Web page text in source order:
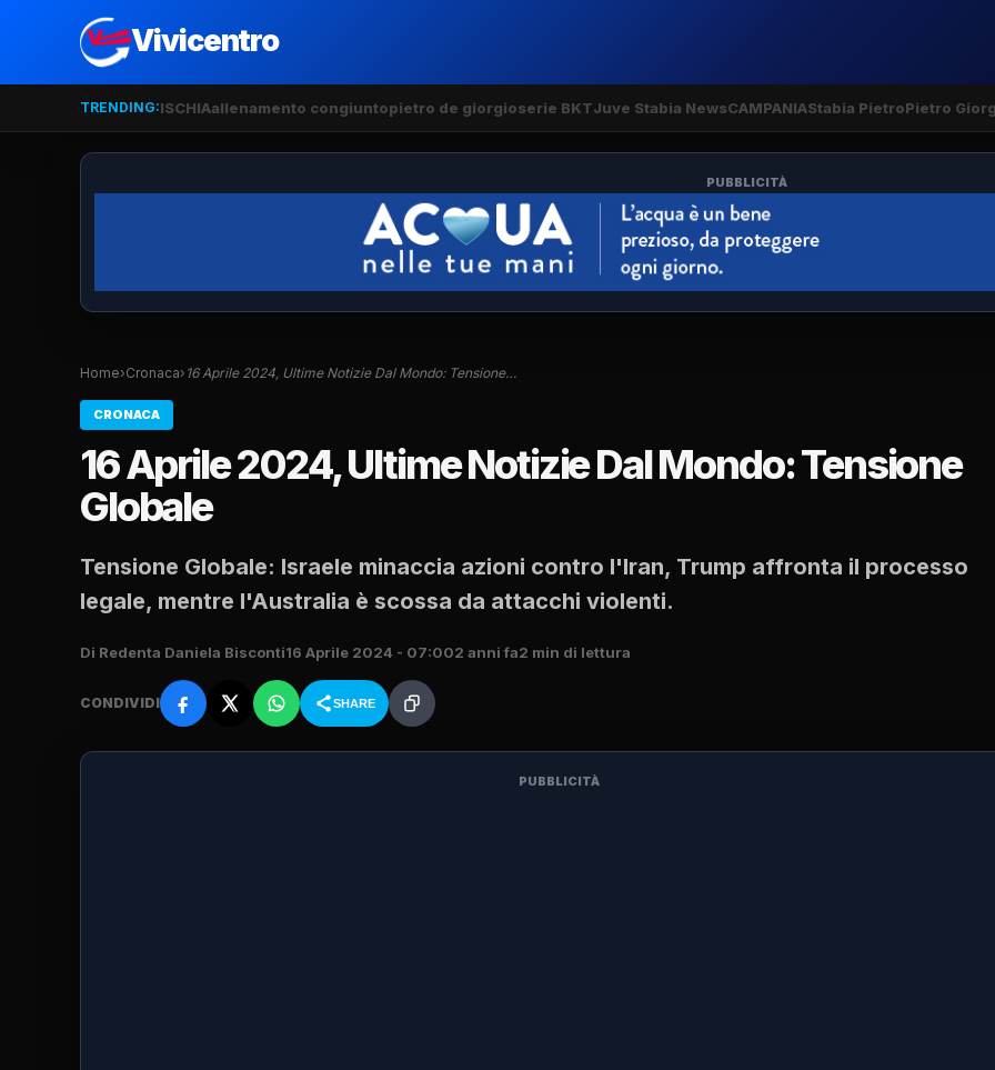
Vivicentro
TRENDING:ISCHIAallenamento congiuntopietro de giorgioserie BKTJuve Stabia NewsCAMPANIAStabia PietroPietro
PUBBLICITÀ
Home›Cronaca› 16 Aprile 2024, Ultime Notizie Dal Mondo: Tensione…
CRONACA
16 Aprile 2024, Ultime Notizie Dal Mondo: Tensione
Globale
Tensione Globale: Israele minaccia azioni contro l'Iran, Trump affronta il processo
legale, mentre l'Australia è scossa da attacchi violenti.
Di Redenta Daniela Bisconti16 Aprile 2024 - 07:002 anni fa2 min di lettura
CONDIVIDI SHARE
PUBBLICITÀ